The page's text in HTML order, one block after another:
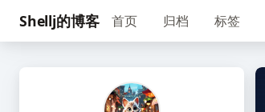
Shellj的博客 首页 归档 标签